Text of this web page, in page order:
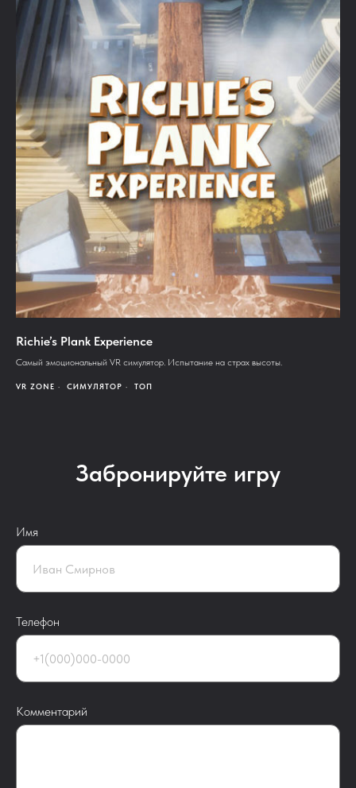
Richie’s Plank Experience
Самый эмоциональный VR симулятор. Испытание на страх высоты.
VR ZONE СИМУЛЯТОР ТОП
Забронируйте игру
Имя
Телефон
Комментарий